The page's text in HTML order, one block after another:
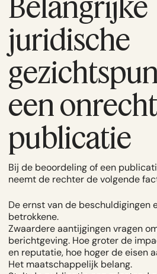
juridische
een
publicatie
Bij de beoordeling of een
neemt de rechter de volgende
De ernst van de beschuldigingen
betrokkene.
Zwaardere aantijgingen vragen
berichtgeving. Hoe groter de
en reputatie, hoe hoger de eisen
Het maatschappelijk belang.